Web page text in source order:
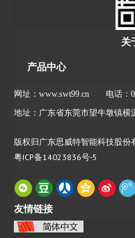
关
产品中心
网址：www.swt99.cn 电话：
地址：广东省东莞市望牛墩镇横
版权归广东思威特智能科技股份
粤ICP备14023836号-5
友情链接